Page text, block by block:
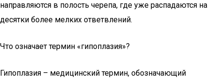
направляются в полость черепа, где уже распадаются на
десятки более мелких ответвлений.
Что означает термин «гипоплазия»?
Гипоплазия – медицинский термин, обозначающий